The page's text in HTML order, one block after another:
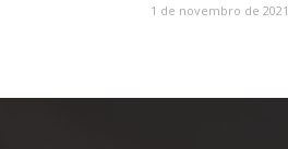
1 de novembro de 2021